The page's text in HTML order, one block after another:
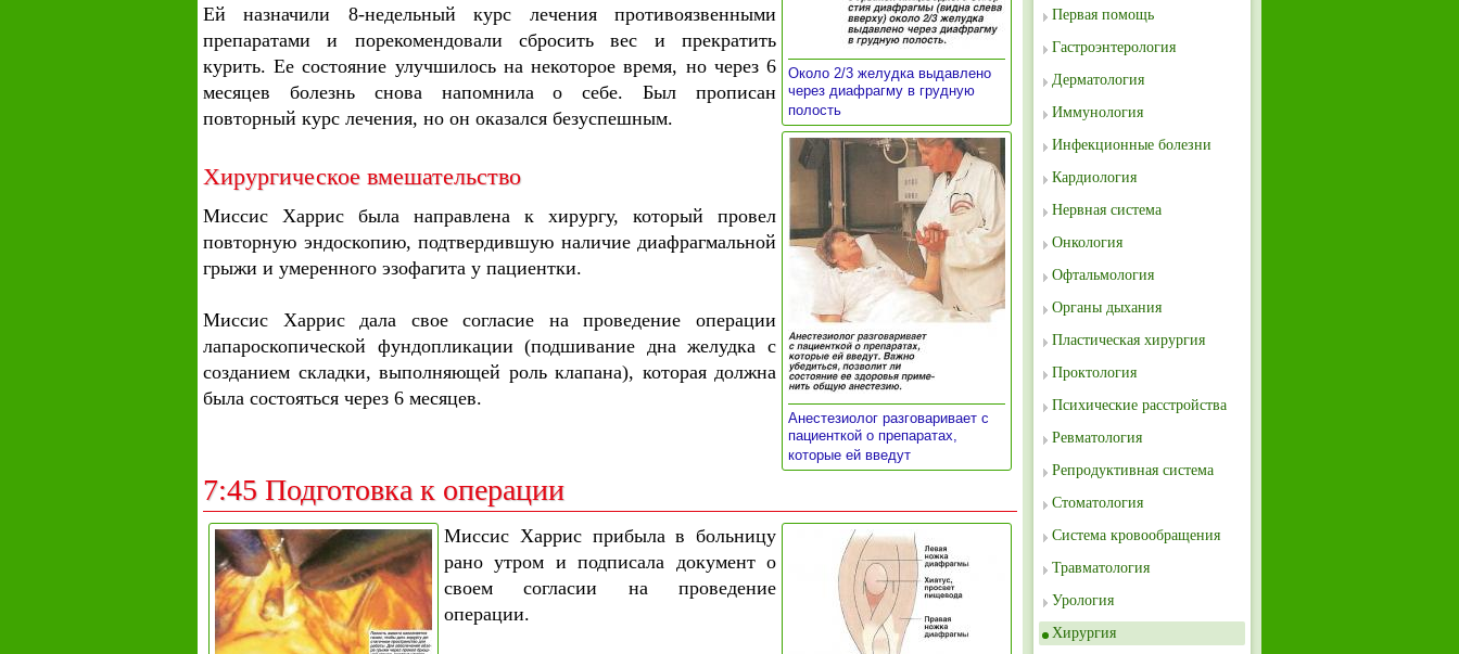
Около 2/3 желудка выдавлено
через диафрагму в грудную
полость
Ей назначили 8-недельный курс лечения противоязвенными
препаратами и порекомендовали сбросить вес и прекратить
курить. Ее состояние улучшилось на некоторое время, но через 6
месяцев болезнь снова напомнила о себе. Был прописан
повторный курс лечения, но он оказался безуспешным.
Анестезиолог разговаривает с
пациенткой о препаратах,
которые ей введут
Хирургическое вмешательство
Миссис Харрис была направлена к хирургу, который провел
повторную эндоскопию, подтвердившую наличие диафрагмальной
грыжи и умеренного эзофагита у пациентки.
Миссис Харрис дала свое согласие на проведение операции
лапароскопической фундопликации (подшивание дна желудка с
созданием складки, выполняющей роль клапана), которая должна
была состояться через 6 месяцев.
7:45 Подготовка к операции
Миссис Харрис прибыла в больницу
рано утром и подписала документ о
своем согласии на проведение
операции.
Первая помощь
Гастроэнтерология
Дерматология
Иммунология
Инфекционные болезни
Кардиология
Нервная система
Онкология
Офтальмология
Органы дыхания
Пластическая хирургия
Проктология
Психические расстройства
Ревматология
Репродуктивная система
Стоматология
Система кровообращения
Травматология
Урология
Хирургия